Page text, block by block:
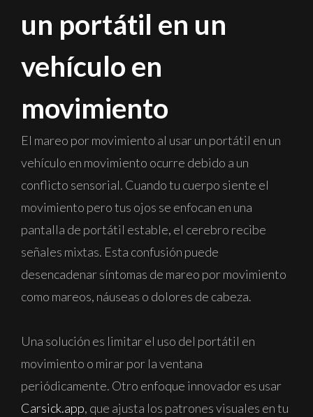
un portátil en un
vehículo en
movimiento
El mareo por movimiento al usar un portátil en un
vehículo en movimiento ocurre debido a un
conflicto sensorial. Cuando tu cuerpo siente el
movimiento pero tus ojos se enfocan en una
pantalla de portátil estable, el cerebro recibe
señales mixtas. Esta confusión puede
desencadenar síntomas de mareo por movimiento
como mareos, náuseas o dolores de cabeza.
Una solución es limitar el uso del portátil en
movimiento o mirar por la ventana
periódicamente. Otro enfoque innovador es usar
Carsick.app, que ajusta los patrones visuales en tu